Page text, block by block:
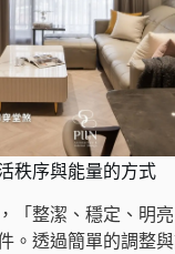
秩序與能量的方式
「整潔、穩定、明
。透過簡單的調整